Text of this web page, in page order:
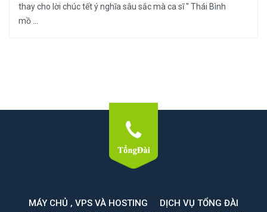
thay cho lời chúc tết ý nghĩa sâu sắc mà ca sĩ " Thái Bình
mồ ...
MÁY CHỦ , VPS VÀ HOSTING
DỊCH VỤ TỔNG ĐÀI